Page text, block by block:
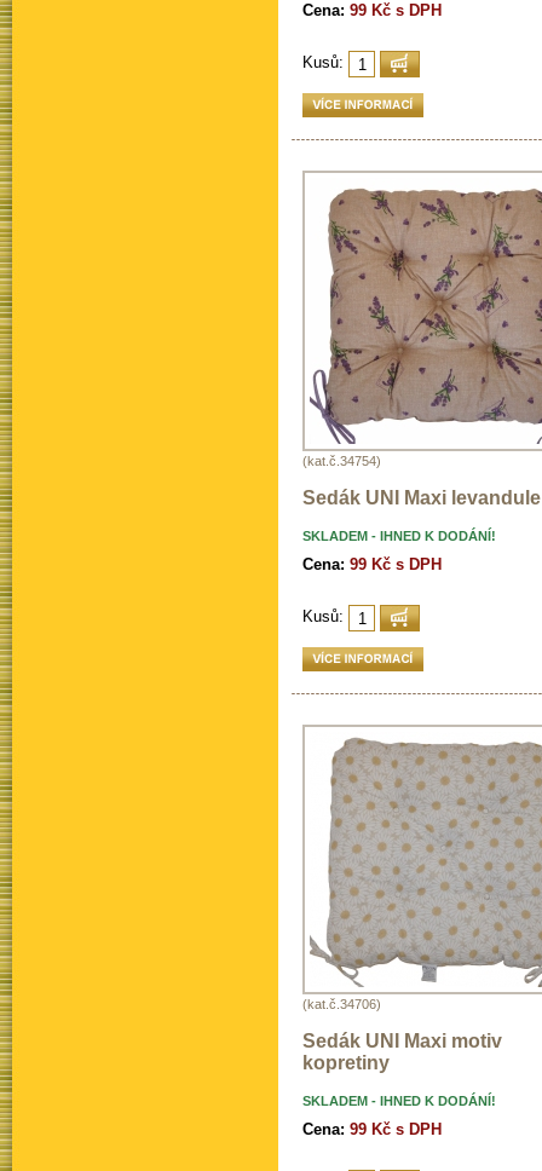
Cena: 99 Kč s DPH
Kusů:
(kat.č.34754)
Sedák UNI Maxi levandule
SKLADEM - IHNED K DODÁNÍ!
Cena: 99 Kč s DPH
Kusů:
(kat.č.34706)
Sedák UNI Maxi motiv
kopretiny
SKLADEM - IHNED K DODÁNÍ!
Cena: 99 Kč s DPH